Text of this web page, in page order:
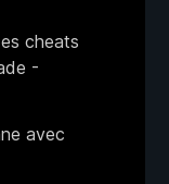
cheats
-
avec